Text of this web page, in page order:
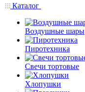
Каталог
Воздушные шары
Пиротехника
Свечи тортовые
Хлопушки